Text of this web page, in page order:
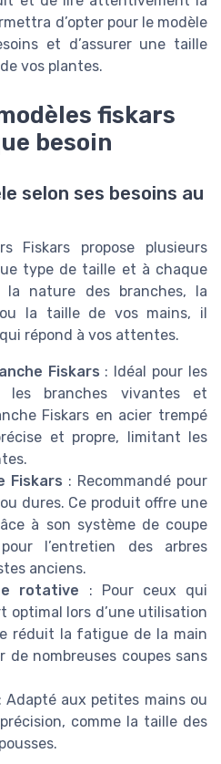
d’opter pour le modèle
et d’assurer une taille
vos plantes.
fiskars
besoin
selon ses besoins au
Fiskars propose plusieurs
type de taille et à chaque
nature des branches, la
la taille de vos mains, il
répond à vos attentes.
Fiskars : Idéal pour les
les branches vivantes et
Fiskars en acier trempé
et propre, limitant les
Fiskars : Recommandé pour
dures. Ce produit offre une
à son système de coupe
l’entretien des arbres
anciens.
rotative : Pour ceux qui
lors d’une utilisation
réduit la fatigue de la main
de nombreuses coupes sans
: Adapté aux petites mains ou
comme la taille des